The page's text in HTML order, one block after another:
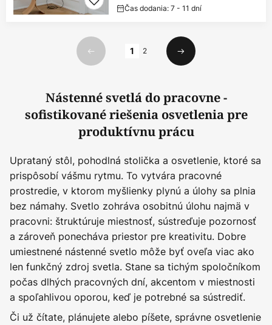
Čas dodania: 7 - 11 dní
Predchádzajúci
1 2
Ďalší
Nástenné svetlá do pracovne -
sofistikované riešenia osvetlenia pre
produktívnu prácu
Uprataný stôl, pohodlná stolička a osvetlenie, ktoré sa
prispôsobí vášmu rytmu. To vytvára pracovné
prostredie, v ktorom myšlienky plynú a úlohy sa plnia
bez námahy. Svetlo zohráva osobitnú úlohu najmä v
pracovni: štruktúruje miestnosť, sústreďuje pozornosť
a zároveň ponecháva priestor pre kreativitu. Dobre
umiestnené nástenné svetlo môže byť oveľa viac ako
len funkčný zdroj svetla. Stane sa tichým spoločníkom
počas dlhých pracovných dní, akcentom v miestnosti
a spoľahlivou oporou, keď je potrebné sa sústrediť.
Či už čítate, plánujete alebo píšete, správne osvetlenie